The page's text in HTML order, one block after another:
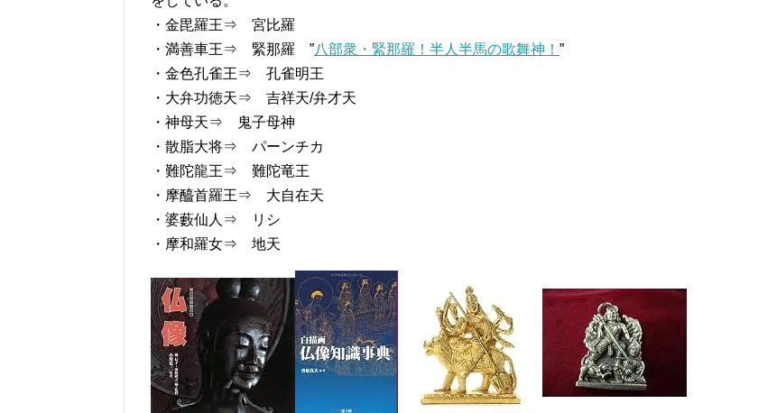
・金毘羅王⇒ 宮比羅
・満善車王⇒ 緊那羅 ”八部衆・緊那羅！半人半馬の歌舞神！ ”
・金色孔雀王⇒ 孔雀明王
・大弁功徳天⇒ 吉祥天/弁才天
・神母天⇒ 鬼子母神
・散脂大将⇒ パーンチカ
・難陀龍王⇒ 難陀竜王
・摩醯首羅王⇒ 大自在天
・婆藪仙人⇒ リシ
・摩和羅女⇒ 地天